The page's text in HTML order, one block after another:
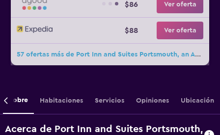
$86 Ver oferta
$88 Ver oferta
57 ofertas más de Port Inn and Suites Portsmouth, an Ascend Collection Hotel
Sobre Habitaciones Servicios Opiniones Ubicación
Acerca de Port Inn and Suites Portsmouth,